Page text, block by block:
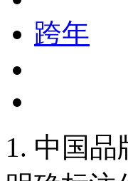
跨年
1. 中国